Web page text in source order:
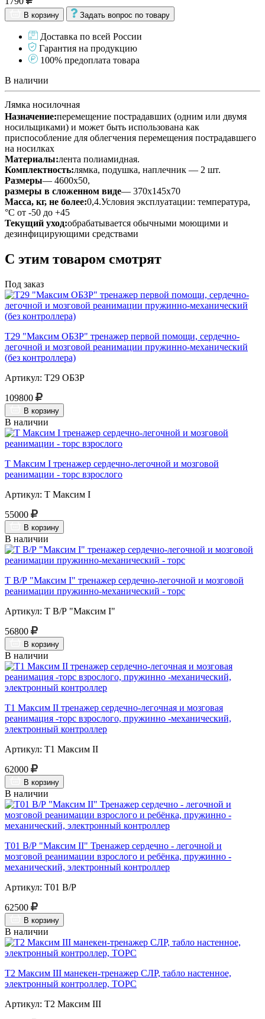
В корзину Задать вопрос по товару
Доставка по всей России
Гарантия на продукцию
100% предоплата товара
В наличии
Лямка носилочная
Назначение:перемещение пострадавших (одним или двумя
носильщиками) и может быть использована как
приспособление для облегчения перемещения пострадавшего
на носилках
Материалы:лента полиамидная.
Комплектность:лямка, подушка, наплечник — 2 шт.
Размеры— 4600х50,
размеры в сложенном виде— 370х145х70
Масса, кг, не более:0,4.Условия эксплуатации: температура,
°С от -50 до +45
Текущий уход:обрабатывается обычными моющими и
дезинфицирующими средствами
С этим товаром смотрят
Под заказ
Т29 "Максим ОБЗР" тренажер первой помощи, сердечно-
легочной и мозговой реанимации пружинно-механический
(без контроллера)
Артикул: Т29 ОБЗР
109800
В корзину
В наличии
Т Максим I тренажер сердечно-легочной и мозговой
реанимации - торс взрослого
Артикул: Т Максим I
55000
В корзину
В наличии
Т В/Р "Максим I" тренажер сердечно-легочной и мозговой
реанимации пружинно-механический - торс
Артикул: Т В/Р "Максим I"
56800
В корзину
В наличии
Т1 Максим II тренажер сердечно-легочная и мозговая
реанимация -торс взрослого, пружинно -механический,
электронный контроллер
Артикул: Т1 Максим II
62000
В корзину
В наличии
Т01 В/Р "Максим II" Тренажер сердечно - легочной и
мозговой реанимации взрослого и ребёнка, пружинно -
механический, электронный контроллер
Артикул: Т01 В/Р
62500
В корзину
В наличии
Т2 Максим III манекен-тренажер СЛР, табло настенное,
электронный контроллер, ТОРС
Артикул: Т2 Максим III